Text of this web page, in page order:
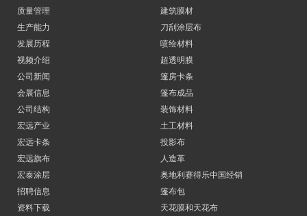
质量管理
生产能力
发展历程
视频介绍
公司新闻
会展信息
公司结构
宏远产业
宏远卡条
宏远旗布
宏泰涂层
招聘信息
资料下载
建筑膜材
刀刮涂层布
喷绘材料
超透明膜
篷房卡条
篷布成品
装饰材料
土工材料
投影布
人造革
奥地利赛得乐中国经销
篷布包
天花膜和天花布